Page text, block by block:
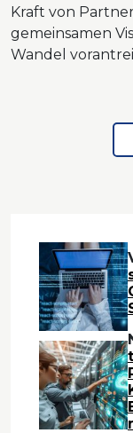
Kraft von
gemeinsamen
Wandel